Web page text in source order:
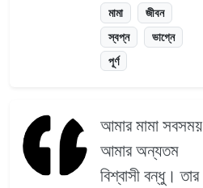
মামা
জীবন
স্বপ্ন
ভাগ্নে
পূর্ণ
আমার মামা সবসময়
আমার অন্যতম
বিশ্বাসী বন্ধু। তার